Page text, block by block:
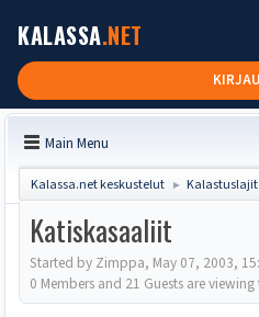
KALASSA.NET
Main Menu
Kalassa.net keskustelut ► Kalastuslajit
Katiskasaaliit
Started by Zimppa, May 07, 2003,
0 Members and 21 Guests are